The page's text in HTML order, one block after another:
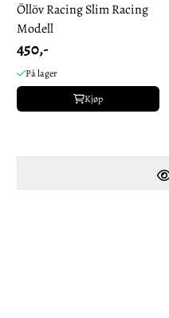
Öllöv Racing Slim Racing
Modell
450,-
På lager
Kjøp